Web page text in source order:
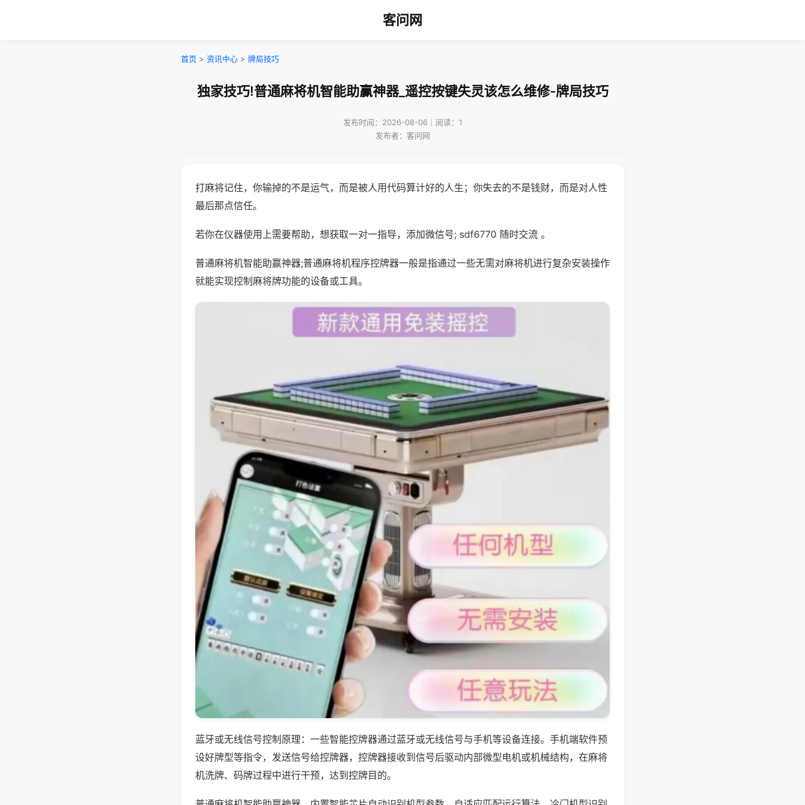
客问网
首页 > 资讯中心 > 牌局技巧
独家技巧!普通麻将机智能助赢神器_遥控按键失灵该怎么维修-牌局技巧
发布时间：2026-08-06｜阅读：1
发布者：客问网
打麻将记住，你输掉的不是运气，而是被人用代码算计好的人生；你失去的不是钱财，而是对人性
最后那点信任。
若你在仪器使用上需要帮助，想获取一对一指导，添加微信号; sdf6770 随时交流 。
普通麻将机智能助赢神器;普通麻将机程序控牌器一般是指通过一些无需对麻将机进行复杂安装操作
就能实现控制麻将牌功能的设备或工具。
蓝牙或无线信号控制原理：一些智能控牌器通过蓝牙或无线信号与手机等设备连接。手机端软件预
设好牌型等指令，发送信号给控牌器，控牌器接收到信号后驱动内部微型电机或机械结构，在麻将
机洗牌、码牌过程中进行干预，达到控牌目的。